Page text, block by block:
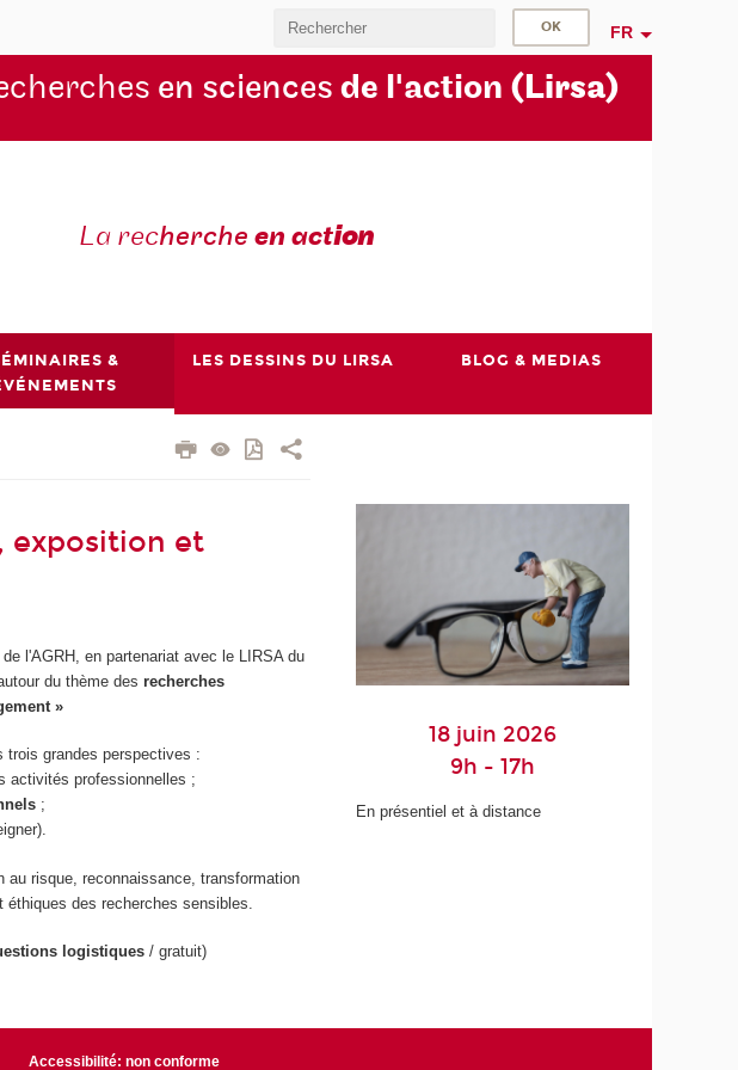
FR
en sciences de l'action (Lirsa)
La recherche en action
&
LES DESSINS DU LIRSA BLOG & MEDIAS
exposition et
l'AGRH, en partenariat avec le LIRSA du
du thème desrecherches
»
trois grandes perspectives :
activités professionnelles ;
;
risque, reconnaissance, transformation
des recherches sensibles.
logistiques / gratuit)
18 juin 2026
9h - 17h
En présentiel et à distance
Accessibilité: non conforme